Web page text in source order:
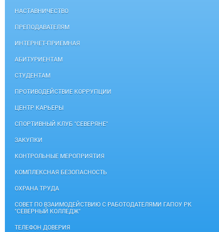
НАСТАВНИЧЕСТВО
ПРЕПОДАВАТЕЛЯМ
ИНТЕРНЕТ-ПРИЕМНАЯ
АБИТУРИЕНТАМ
СТУДЕНТАМ
ПРОТИВОДЕЙСТВИЕ КОРРУПЦИИ
ЦЕНТР КАРЬЕРЫ
СПОРТИВНЫЙ КЛУБ "СЕВЕРЯНЕ"
ЗАКУПКИ
КОНТРОЛЬНЫЕ МЕРОПРИЯТИЯ
КОМПЛЕКСНАЯ БЕЗОПАСНОСТЬ
ОХРАНА ТРУДА
СОВЕТ ПО ВЗАИМОДЕЙСТВИЮ С РАБОТОДАТЕЛЯМИ ГАПОУ РК
"СЕВЕРНЫЙ КОЛЛЕДЖ"
ТЕЛЕФОН ДОВЕРИЯ